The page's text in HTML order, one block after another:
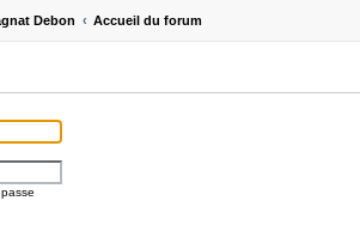
Debon Accueil du forum